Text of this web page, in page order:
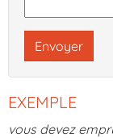
Envoyer
EXEMPLE
vous devez